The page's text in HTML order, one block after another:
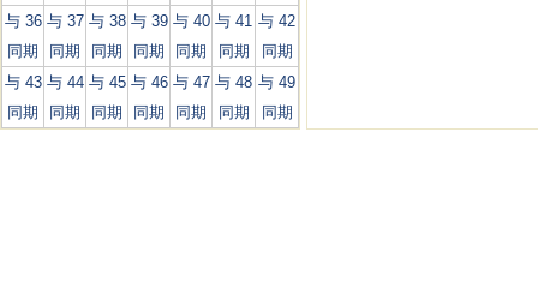
与 36
同期
与 37
同期
与 38
同期
与 39
同期
与 40
同期
与 41
同期
与 42
同期
与 43
同期
与 44
同期
与 45
同期
与 46
同期
与 47
同期
与 48
同期
与 49
同期